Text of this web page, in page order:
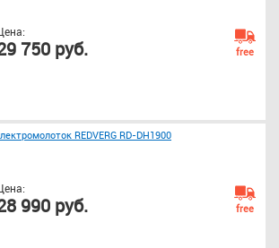
750 руб. free
REDVERG RD-DH1900
990 руб. free